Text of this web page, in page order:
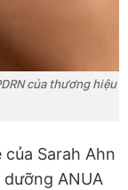
của thương hiệu
Sarah Ahn
ANUA